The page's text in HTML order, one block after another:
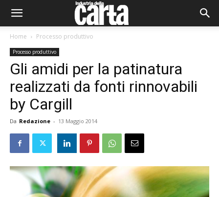
Home Processo produttivo
Processo produttivo
Gli amidi per la patinatura
realizzati da fonti rinnovabili
by Cargill
Da Redazione - 13 Maggio 2014